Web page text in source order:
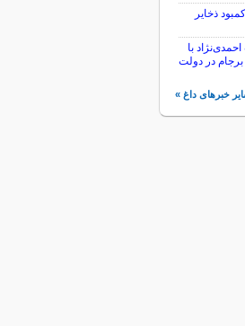
ذخایر
با
در دولت
خبرهای داغ »